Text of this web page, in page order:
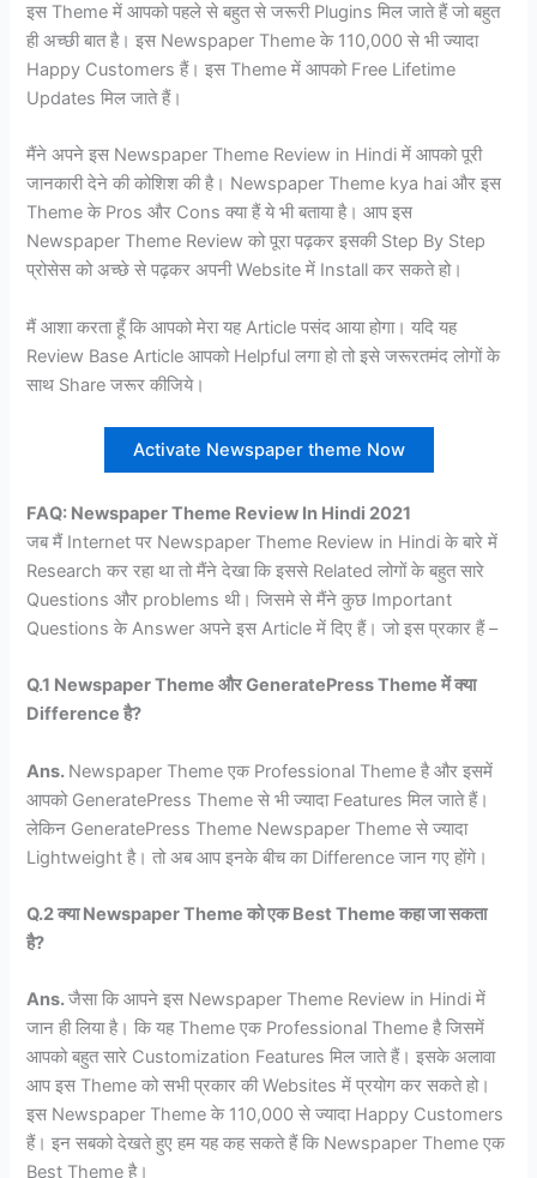
इस Theme में आपको पहले से बहुत से जरूरी Plugins मिल जाते हैं जो बहुत
ही अच्छी बात है। इस Newspaper Theme के 110,000 से भी ज्यादा
Happy Customers हैं। इस Theme में आपको Free Lifetime
Updates मिल जाते हैं।
मैंने अपने इस Newspaper Theme Review in Hindi में आपको पूरी
जानकारी देने की कोशिश की है। Newspaper Theme kya hai और इस
Theme के Pros और Cons क्या हैं ये भी बताया है। आप इस
Newspaper Theme Review को पूरा पढ़कर इसकी Step By Step
प्रोसेस को अच्छे से पढ़कर अपनी Website में Install कर सकते हो।
मैं आशा करता हूँ कि आपको मेरा यह Article पसंद आया होगा। यदि यह
Review Base Article आपको Helpful लगा हो तो इसे जरूरतमंद लोगों के
साथ Share जरूर कीजिये।
Activate Newspaper theme Now
FAQ: Newspaper Theme Review In Hindi 2021
जब मैं Internet पर Newspaper Theme Review in Hindi के बारे में
Research कर रहा था तो मैंने देखा कि इससे Related लोगों के बहुत सारे
Questions और problems थी। जिसमे से मैंने कुछ Important
Questions के Answer अपने इस Article में दिए हैं। जो इस प्रकार हैं –
Q.1 Newspaper Theme और GeneratePress Theme में क्या
Difference है?
Ans. Newspaper Theme एक Professional Theme है और इसमें
आपको GeneratePress Theme से भी ज्यादा Features मिल जाते हैं।
लेकिन GeneratePress Theme Newspaper Theme से ज्यादा
Lightweight है। तो अब आप इनके बीच का Difference जान गए होंगे।
Q.2 क्या Newspaper Theme को एक Best Theme कहा जा सकता
है?
Ans.जैसा कि आपने इस Newspaper Theme Review in Hindi में
जान ही लिया है। कि यह Theme एक Professional Theme है जिसमें
आपको बहुत सारे Customization Features मिल जाते हैं। इसके अलावा
आप इस Theme को सभी प्रकार की Websites में प्रयोग कर सकते हो।
इस Newspaper Theme के 110,000 से ज्यादा Happy Customers
हैं। इन सबको देखते हुए हम यह कह सकते हैं कि Newspaper Theme एक
Best Theme है।